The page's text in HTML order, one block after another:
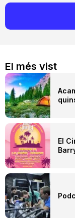
El més vist
El